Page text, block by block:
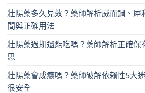
壯陽藥多久見效？藥師解析威而鋼、犀
間與正確用法
壯陽藥過期還能吃嗎？藥師解析正確保
思
壯陽藥會成癮嗎？藥師破解依賴性5大
很安全